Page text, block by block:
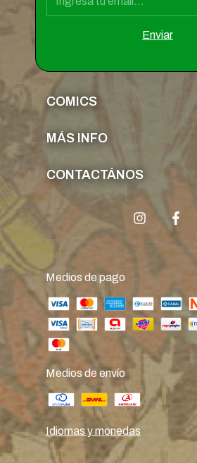
COMICS
MÁS INFO
CONTACTÁNOS
Medios de pago
Medios de envío
Idiomas y monedas